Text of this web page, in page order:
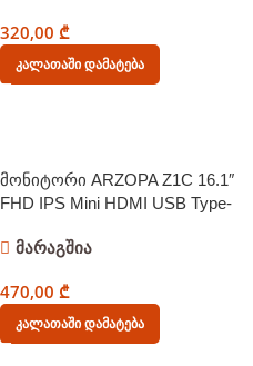
320,00 ₾
Კალათაში Დამატება
მონიტორი ARZOPA Z1C 16.1″
FHD IPS Mini HDMI USB Type-
მარაგშია
470,00 ₾
Კალათაში Დამატება